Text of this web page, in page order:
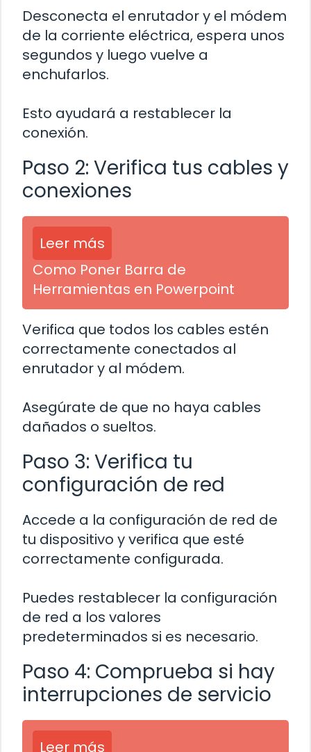
Desconecta el enrutador y el módem
de la corriente eléctrica, espera unos
segundos y luego vuelve a
enchufarlos.
Esto ayudará a restablecer la
conexión.
Paso 2: Verifica tus cables y
conexiones
Leer más
Como Poner Barra de
Herramientas en Powerpoint
Verifica que todos los cables estén
correctamente conectados al
enrutador y al módem.
Asegúrate de que no haya cables
dañados o sueltos.
Paso 3: Verifica tu
configuración de red
Accede a la configuración de red de
tu dispositivo y verifica que esté
correctamente configurada.
Puedes restablecer la configuración
de red a los valores
predeterminados si es necesario.
Paso 4: Comprueba si hay
interrupciones de servicio
Leer más